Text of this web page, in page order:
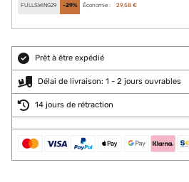
FULLSWING29 -29% Économie : 29,58 €
Prêt à être expédié
Délai de livraison: 1 - 2 jours ouvrables
14 jours de rétraction